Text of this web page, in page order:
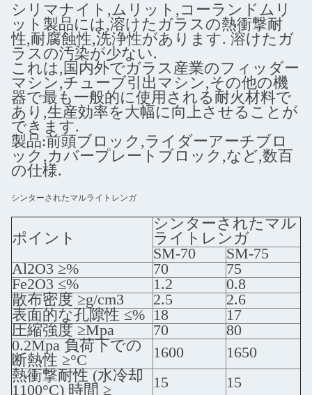
シリマナイト,ムリット,コーランドムリ
ット製品には,溶けたガラスの熱衝撃耐
性,耐腐蝕性,洗浄性があります. 溶けたガ
ラスの汚染が少ない.
これは,国内外でガラス産業のフィッダー
マシン,チューブ引出マシン,その他の機
器で最も一般的に使用される耐火材料で
あり,生産効率を大幅に向上させることが
できます.
製品:前頭ブロック,ライダーアーチブロ
ック,カバープレートブロック,など,数百
の仕様.
シンターされたマルライトレンガ
ポイント
シンターされたマル
ライトレンガ
SM-70
SM-75
Al2O3 ≥%
70
75
Fe2O3 ≤%
1.2
0.8
散布密度 ≥g/cm3
2.5
2.6
表面的な孔隙性 ≤% 18
17
圧縮強度 ≥Mpa
70
80
0.2Mpa 負荷下での
断熱性 ≥°C
1600
1650
熱衝撃耐性 (水冷却
1100°C) 時間 ≥
15 15